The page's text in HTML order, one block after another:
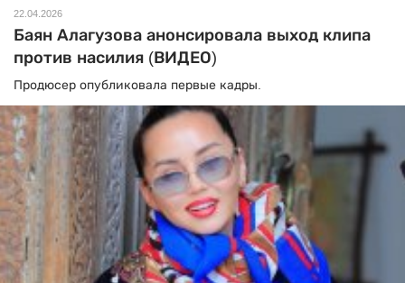
22.04.2026
Баян Алагузова анонсировала выход клипа
против насилия (ВИДЕО)
Продюсер опубликовала первые кадры.